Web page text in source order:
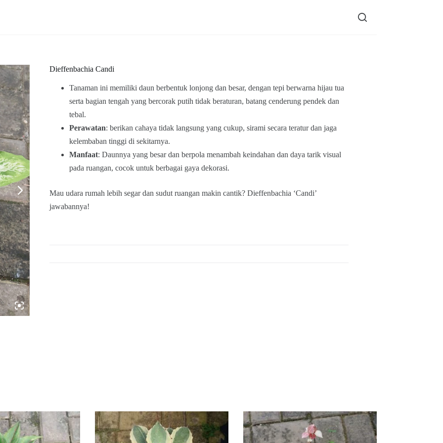
Dieffenbachia Candi
Tanaman ini memiliki daun berbentuk lonjong dan besar, dengan tepi berwarna hijau tua
serta bagian tengah yang bercorak putih tidak beraturan, batang cenderung pendek dan
tebal.
Perawatan: berikan cahaya tidak langsung yang cukup, sirami secara teratur dan jaga
kelembaban tinggi di sekitarnya.
Manfaat: Daunnya yang besar dan berpola menambah keindahan dan daya tarik visual
pada ruangan, cocok untuk berbagai gaya dekorasi.
Mau udara rumah lebih segar dan sudut ruangan makin cantik? Dieffenbachia ‘Candi’
jawabannya!